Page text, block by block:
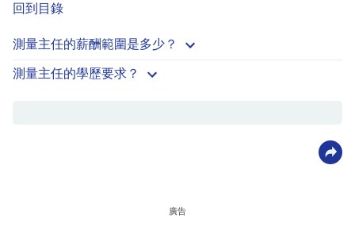
回到目錄
測量主任的薪酬範圍是多少？
測量主任的學歷要求？
廣告